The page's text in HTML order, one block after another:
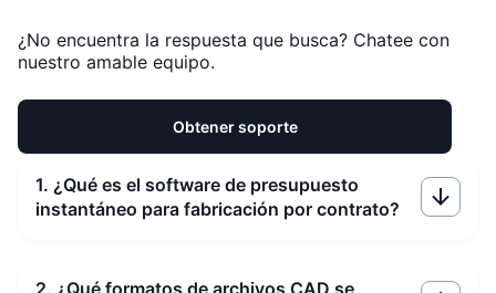
¿No encuentra la respuesta que busca? Chatee con
nuestro amable equipo.
Obtener soporte
1. ¿Qué es el software de presupuesto
instantáneo para fabricación por contrato?
2. ¿Qué formatos de archivos CAD se